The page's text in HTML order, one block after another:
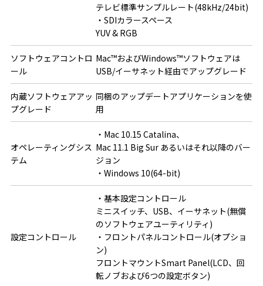
テレビ標準サンプルレート(48kHz/24bit)
・SDIカラースペース
YUV & RGB
ソフトウェアコントロ
ール
Mac™およびWindows™ソフトウェアは
USB/イーサネット経由でアップグレード
内蔵ソフトウェアアッ
プグレード
同梱のアップデートアプリケーションを使
用
オペレーティングシス
テム
・Mac 10.15 Catalina、
Mac 11.1 Big Sur あるいはそれ以降のバー
ジョン
・Windows 10(64-bit)
設定コントロール
・基本設定コントロール
ミニスイッチ、USB、イーサネット(無償
のソフトウェアユーティリティ)
・フロントパネルコントロール(オプショ
ン)
フロントマウントSmart Panel(LCD、回
転ノブおよび6つの設定ボタン)